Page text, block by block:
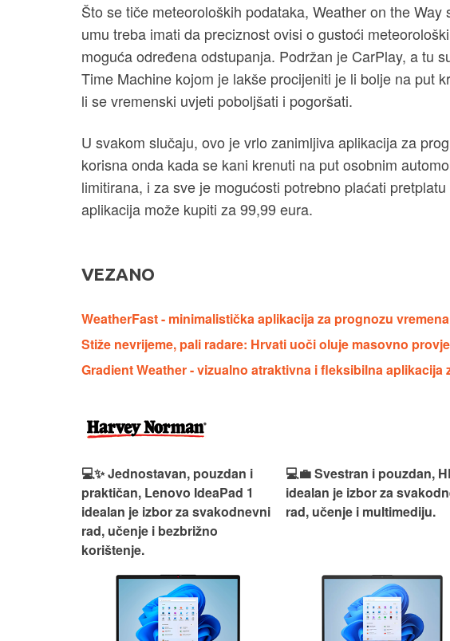
Što se tiče meteoroloških podataka, Weather on the
umu treba imati da preciznost ovisi o gustoći
moguća određena odstupanja. Podržan je CarPlay, a tu
Time Machine kojom je lakše procijeniti je li bolje na put
li se vremenski uvjeti poboljšati i pogoršati.
U svakom slučaju, ovo je vrlo zanimljiva aplikacija za
korisna onda kada se kani krenuti na put osobnim
limitirana, i za sve je mogućosti potrebno plaćati
aplikacija može kupiti za 99,99 eura.
VEZANO
WeatherFast - minimalistička aplikacija za prognozu
Stiže nevrijeme, pali radare: Hrvati uoči oluje masovno
Gradient Weather - vizualno atraktivna i fleksibilna aplikacija
💻✨ Jednostavan, pouzdan i
praktičan, Lenovo IdeaPad 1
idealan je izbor za svakodnevni
rad, učenje i bezbrižno
korištenje.
💻💼 Svestran i pouzdan,
idealan je izbor za
rad, učenje i multimediju.